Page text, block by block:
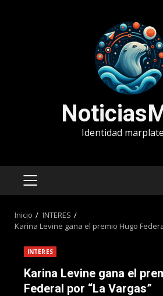
Identidad
MENÚ
Inicio
INTERES
Karina Levine gana el premio Hugo
INTERES
Karina Levine gana el
Federal por “La Vargas”